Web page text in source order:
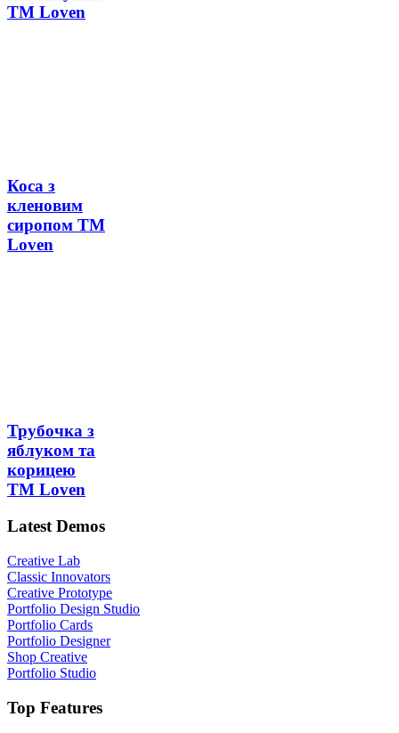
ТМ Loven
Коса з
кленовим
сиропом ТМ
Loven
Трубочка з
яблуком та
корицею
ТМ Loven
Latest Demos
Creative Lab
Classic Innovators
Creative Prototype
Portfolio Design Studio
Portfolio Cards
Portfolio Designer
Shop Creative
Portfolio Studio
Top Features